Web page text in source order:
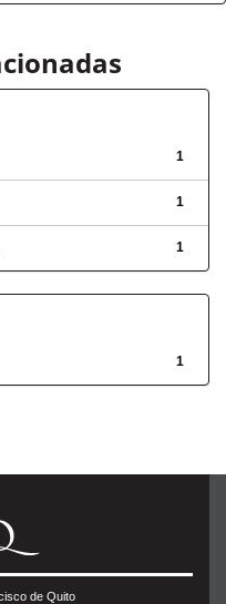
1
1
1
1
de Quito